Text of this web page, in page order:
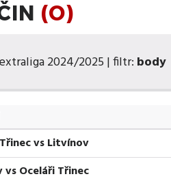
(O)
2024/2025 | filtr: body
vs Litvínov
Oceláři Třinec